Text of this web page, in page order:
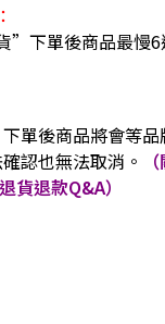
”下單後商品最慢6
單後商品將會等品
認也無法取消。
貨退款Q&A）